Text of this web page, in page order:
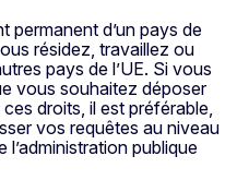
permanent d’un pays de
résidez, travaillez ou
pays de l’UE. Si vous
vous souhaitez déposer
droits, il est préférable,
vos requêtes au niveau
publique